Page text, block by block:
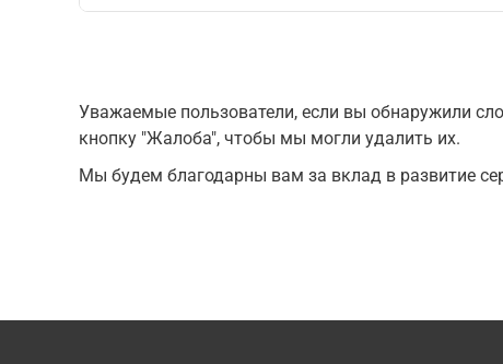
Уважаемые пользователи, если вы обнаружили
кнопку "Жалоба", чтобы мы могли удалить их.
Мы будем благодарны вам за вклад в развитие